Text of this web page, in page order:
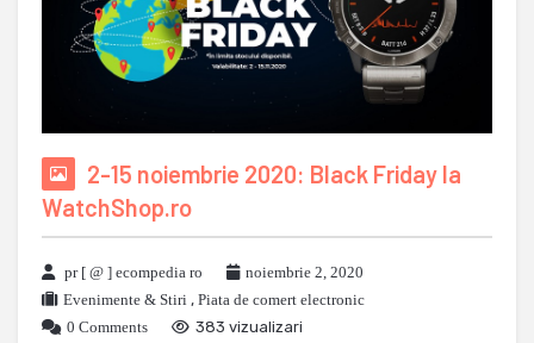
2-15 noiembrie 2020: Black Friday la
WatchShop.ro
pr [ @ ] ecompedia ro
noiembrie 2, 2020
Evenimente & Stiri , Piata de comert electronic
0 Comments
383 vizualizari